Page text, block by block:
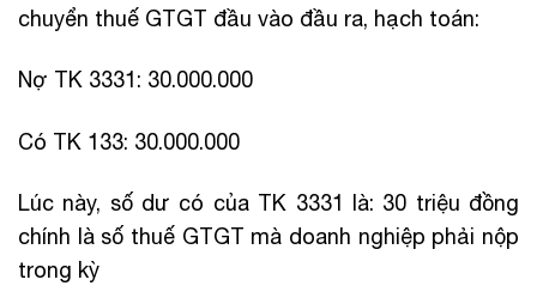
chuyển thuế GTGT đầu vào đầu ra, hạch toán:
Nợ TK 3331: 30.000.000
Có TK 133: 30.000.000
Lúc này, số dư có của TK 3331 là: 30 triệu đồng
chính là số thuế GTGT mà doanh nghiệp phải nộp
trong kỳ